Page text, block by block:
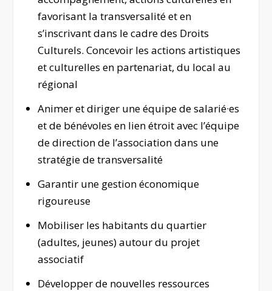
favorisant la transversalité et en
s’inscrivant dans le cadre des Droits
Culturels. Concevoir les actions artistiques
et culturelles en partenariat, du local au
régional
Animer et diriger une équipe de salarié·es
et de bénévoles en lien étroit avec l’équipe
de direction de l’association dans une
stratégie de transversalité
Garantir une gestion économique
rigoureuse
Mobiliser les habitants du quartier
(adultes, jeunes) autour du projet
associatif
Développer de nouvelles ressources